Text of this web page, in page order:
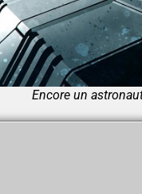
Encore un